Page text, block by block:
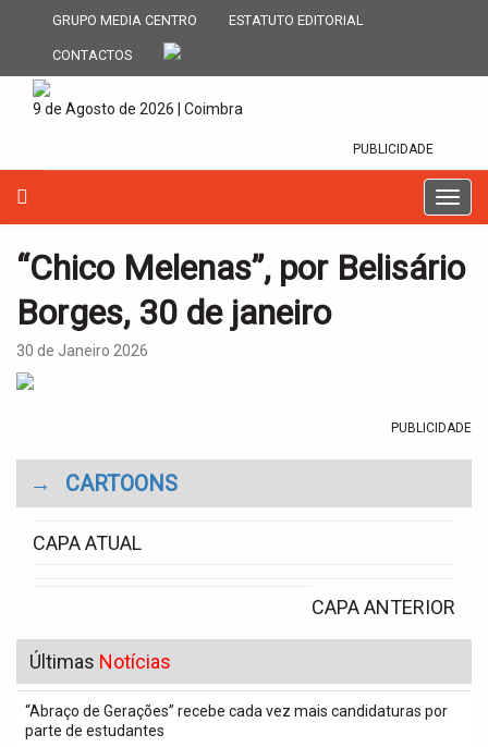
GRUPO MEDIA CENTRO ESTATUTO EDITORIAL
CONTACTOS
9 de Agosto de 2026 | Coimbra
PUBLICIDADE
T
o
g
g
“Chico Melenas”, por Belisário
Borges, 30 de janeiro
30 de Janeiro 2026
PUBLICIDADE
→ CARTOONS
CAPA ATUAL
CAPA ANTERIOR
Últimas Notícias
“Abraço de Gerações” recebe cada vez mais candidaturas por
parte de estudantes